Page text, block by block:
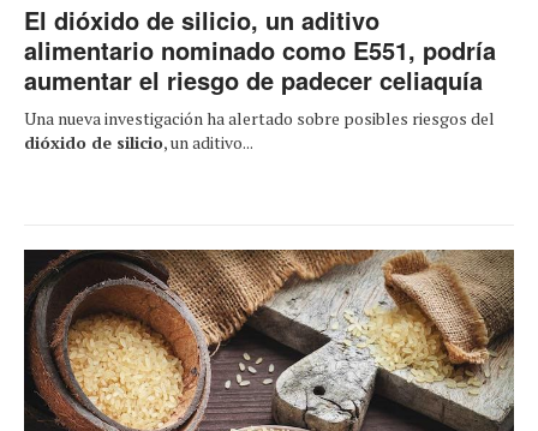
El dióxido de silicio, un aditivo
alimentario nominado como E551, podría
aumentar el riesgo de padecer celiaquía
Una nueva investigación ha alertado sobre posibles riesgos del
dióxido de silicio, un aditivo...